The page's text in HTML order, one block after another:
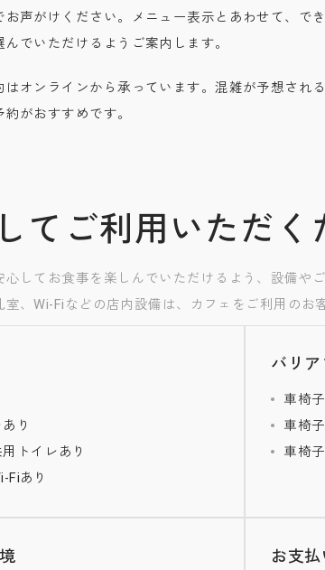
お声がけください。メニュー表示とあわせて、で
んでいただけるようご案内します。
はオンラインから承っています。混雑が予想され
がおすすめです。
てご利用いただく
心してお食事を楽しんでいただけるよう、設備や
室、Wi-Fiなどの店内設備は、カフェをご利用のお
り
トイレあり
Fiあり
バリ
車椅
車椅
車椅
お支